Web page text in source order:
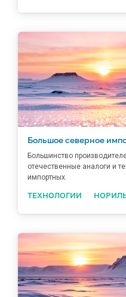
Большое северное
Большинство
отечественные аналоги и
импортных.
ТЕХНОЛОГИИ